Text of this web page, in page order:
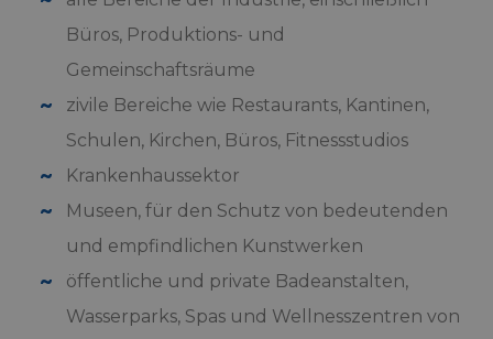
Büros, Produktions- und
Gemeinschaftsräume
zivile Bereiche wie Restaurants, Kantinen,
Schulen, Kirchen, Büros, Fitnessstudios
Krankenhaussektor
Museen, für den Schutz von bedeutenden
und empfindlichen Kunstwerken
öffentliche und private Badeanstalten,
Wasserparks, Spas und Wellnesszentren von